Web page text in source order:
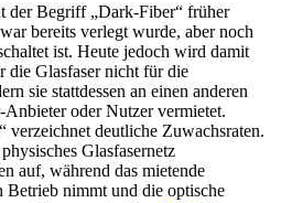
der Begriff „Dark-Fiber“ früher
bereits verlegt wurde, aber noch
ist. Heute jedoch wird damit
die Glasfaser nicht für die
sie stattdessen an einen anderen
oder Nutzer vermietet.
verzeichnet deutliche Zuwachsraten.
Glasfasernetz
auf, während das mietende
Betrieb nimmt und die optische